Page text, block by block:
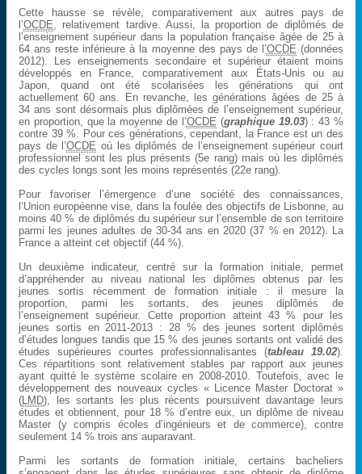
Cette hausse se révèle, comparativement aux autres pays de
l’OCDE , relativement tardive. Aussi, la proportion de diplômés de
l’enseignement supérieur dans la population française âgée de 25 à
64 ans reste inférieure à la moyenne des pays de l’OCDE (données
2012). Les enseignements secondaire et supérieur étaient moins
développés en France, comparativement aux États-Unis ou au
Japon, quand ont été scolarisées les générations qui ont
actuellement 60 ans. En revanche, les générations âgées de 25 à
34 ans sont désormais plus diplômées de l’enseignement supérieur,
en proportion, que la moyenne de l’OCDE (graphique 19.03) : 43 %
contre 39 %. Pour ces générations, cependant, la France est un des
pays de l’OCDE où les diplômés de l’enseignement supérieur court
professionnel sont les plus présents (5e rang) mais où les diplômés
des cycles longs sont les moins représentés (22e rang).
Pour favoriser l’émergence d’une société des connaissances,
l’Union européenne vise, dans la foulée des objectifs de Lisbonne, au
moins 40 % de diplômés du supérieur sur l’ensemble de son territoire
parmi les jeunes adultes de 30-34 ans en 2020 (37 % en 2012). La
France a atteint cet objectif (44 %).
Un deuxième indicateur, centré sur la formation initiale, permet
d’appréhender au niveau national les diplômes obtenus par les
jeunes sortis récemment de formation initiale : il mesure la
proportion, parmi les sortants, des jeunes diplômés de
l’enseignement supérieur. Cette proportion atteint 43 % pour les
jeunes sortis en 2011-2013 : 28 % des jeunes sortent diplômés
d’études longues tandis que 15 % des jeunes sortants ont validé des
études supérieures courtes professionnalisantes (tableau 19.02).
Ces répartitions sont relativement stables par rapport aux jeunes
ayant quitté le système scolaire en 2008-2010. Toutefois, avec le
développement des nouveaux cycles « Licence Master Doctorat »
( LMD), les sortants les plus récents poursuivent davantage leurs
études et obtiennent, pour 18 % d’entre eux, un diplôme de niveau
Master (y compris écoles d’ingénieurs et de commerce), contre
seulement 14 % trois ans auparavant.
Parmi les sortants de formation initiale, certains bacheliers